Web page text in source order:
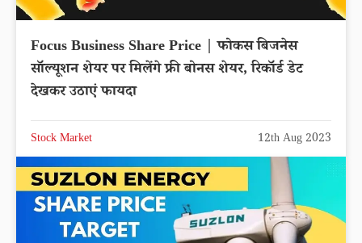
Focus Business Share Price | फोकस बिजनेस
सॉल्यूशन शेयर पर मिलेंगे फ्री बोनस शेयर, रिकॉर्ड डेट
देखकर उठाएं फायदा
Stock Market 12th Aug 2023